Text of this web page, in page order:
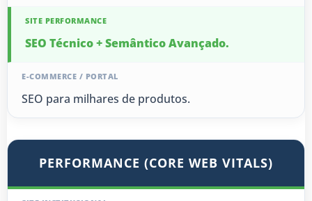
SEO Técnico + Semântico Avançado.
SEO para milhares de produtos.
PERFORMANCE (CORE WEB VITALS)